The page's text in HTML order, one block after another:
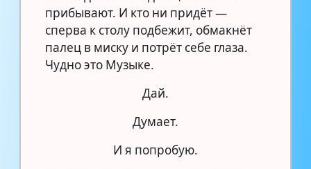
прибывают. И кто ни придёт —
сперва к столу подбежит, обмакнёт
палец в миску и потрёт себе глаза.
Чудно это Музыке.
Дай.
Думает.
И я попробую.